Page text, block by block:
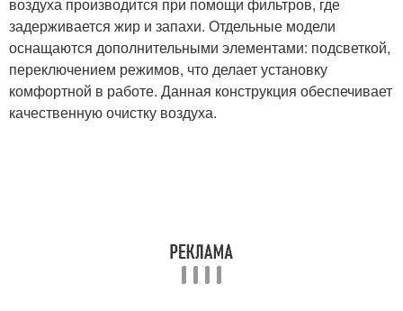
задерживается жир и запахи. Отдельные модели
оснащаются дополнительными элементами: подсветкой,
переключением режимов, что делает установку
комфортной в работе. Данная конструкция обеспечивает
качественную очистку воздуха.